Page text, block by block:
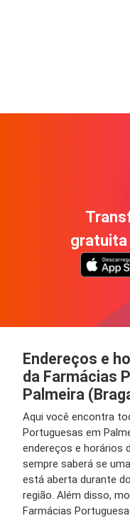
gratuita
Endereços e
da Farmácias
Palmeira
Aqui você encontra
Portuguesas em
endereços e horários
sempre saberá se
está aberta durante
região. Além disso,
Farmácias